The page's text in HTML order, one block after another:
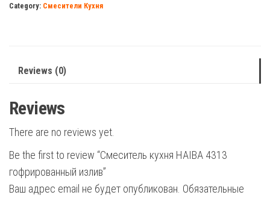
гофрированный
Category: Смесители Кухня
Reviews (0)
Reviews
There are no reviews yet.
Be the first to review “Смеситель кухня HAIBA 4313
гофрированный излив”
Ваш адрес email не будет опубликован. Обязательные